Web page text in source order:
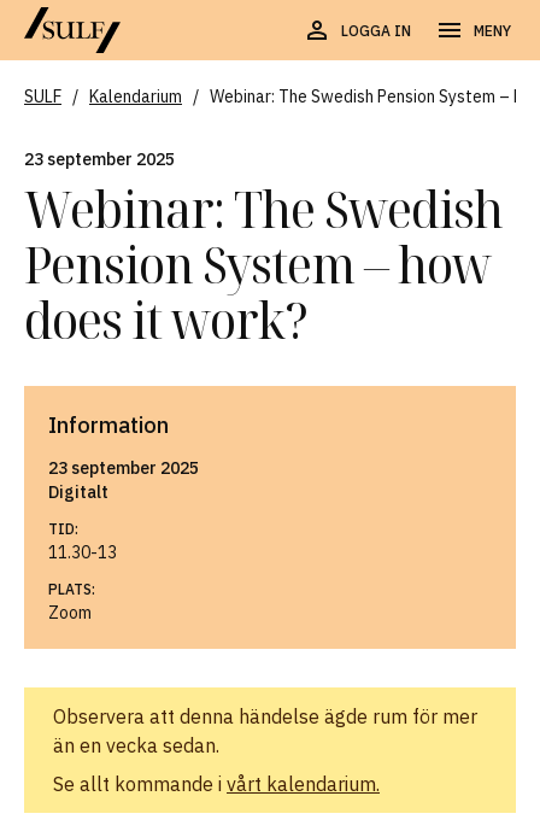
LOGGA IN MENY
SULF / Kalendarium / Webinar: The Swedish Pension System –
23 september 2025
Webinar: The Swedish
Pension System – how
does it work?
Observera att denna händelse ägde rum för mer
än en vecka sedan.
Se allt kommande i vårt kalendarium.
Information
23 september 2025
Digitalt
TID:
11.30-13
PLATS:
Zoom